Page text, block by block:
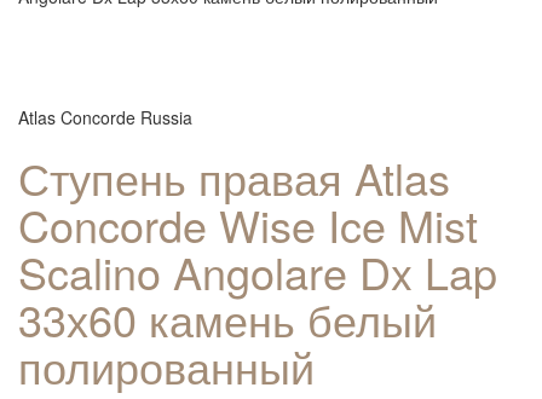
Atlas Concorde Russia
Ступень правая Atlas
Concorde Wise Ice Mist
Scalino Angolare Dx Lap
33х60 камень белый
полированный